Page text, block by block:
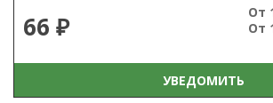
66 ₽
От
От
УВЕДОМИТЬ